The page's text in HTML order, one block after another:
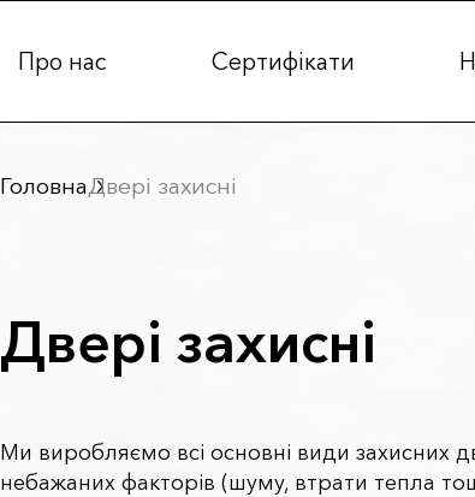
Про нас Сертифікати
ГоловнаДвері захисні
Двері захисні
Ми виробляємо всі основні види захисних
небажаних факторів (шуму, втрати тепла